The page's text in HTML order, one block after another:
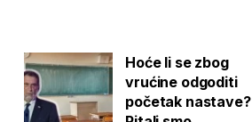
Hoće li se zbog
vrućine odgoditi
početak nastave?